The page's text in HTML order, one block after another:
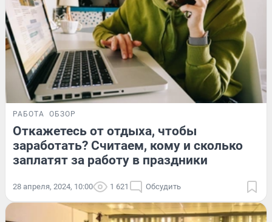
РАБОТА ОБЗОР
Откажетесь от отдыха, чтобы
заработать? Считаем, кому и сколько
заплатят за работу в праздники
28 апреля, 2024, 10:00 1 621 Обсудить